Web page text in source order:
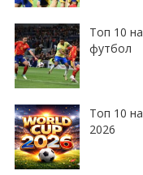
Топ 10
футбол
Топ 10
2026